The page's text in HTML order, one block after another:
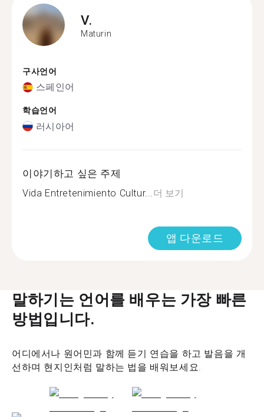
V.
Maturin
구사언어
스페인어
학습언어
러시아어
이야기하고 싶은 주제
Vida Entretenimiento Cultur... 더 보기
앱 다운로드
말하기는 언어를 배우는 가장 빠른
방법입니다.
어디에서나 원어민과 함께 듣기 연습을 하고 발음을 개
선하며 현지인처럼 말하는 법을 배워보세요.